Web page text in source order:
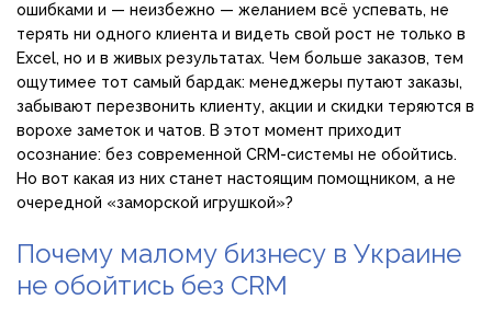
ошибками и — неизбежно — желанием всё успевать, не
терять ни одного клиента и видеть свой рост не только в
Excel, но и в живых результатах. Чем больше заказов, тем
ощутимее тот самый бардак: менеджеры путают заказы,
забывают перезвонить клиенту, акции и скидки теряются в
ворохе заметок и чатов. В этот момент приходит
осознание: без современной CRM-системы не обойтись.
Но вот какая из них станет настоящим помощником, а не
очередной «заморской игрушкой»?
Почему малому бизнесу в Украине
не обойтись без CRM